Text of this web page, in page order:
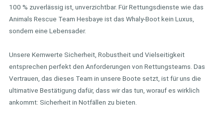
100 % zuverlässig ist, unverzichtbar. Für Rettungsdienste wie das
Animals Rescue Team Hesbaye ist das Whaly-Boot kein Luxus,
sondern eine Lebensader.
Unsere Kernwerte Sicherheit, Robustheit und Vielseitigkeit
entsprechen perfekt den Anforderungen von Rettungsteams. Das
Vertrauen, das dieses Team in unsere Boote setzt, ist für uns die
ultimative Bestätigung dafür, dass wir das tun, worauf es wirklich
ankommt: Sicherheit in Notfällen zu bieten.